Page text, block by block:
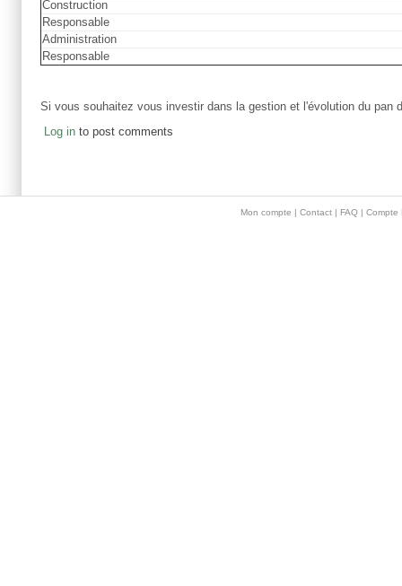
Construction
Responsable
Administration
Responsable
Si vous souhaitez vous investir dans la gestion et l'évolution du pan
Log in to post comments
Mon compte | Contact| FAQ| Compte